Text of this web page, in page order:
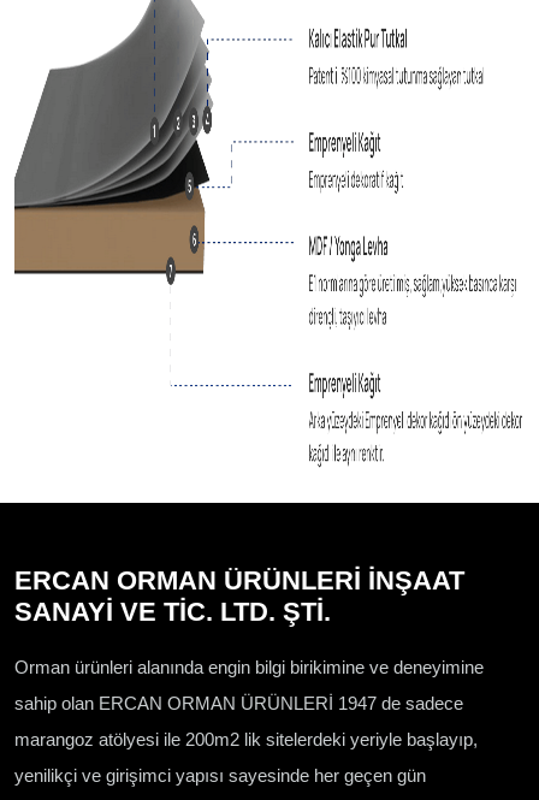
ERCAN ORMAN ÜRÜNLERİ İNŞAAT
SANAYİ VE TİC. LTD. ŞTİ.
Orman ürünleri alanında engin bilgi birikimine ve deneyimine
sahip olan ERCAN ORMAN ÜRÜNLERİ 1947 de sadece
marangoz atölyesi ile 200m2 lik sitelerdeki yeriyle başlayıp,
yenilikçi ve girişimci yapısı sayesinde her geçen gün